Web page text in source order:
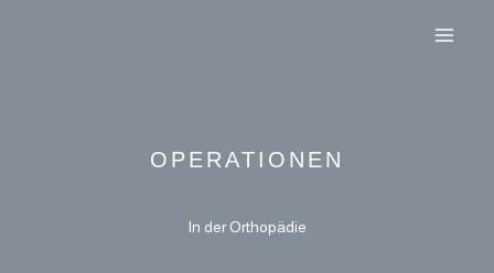
OPERATIONEN
In der Orthopädie